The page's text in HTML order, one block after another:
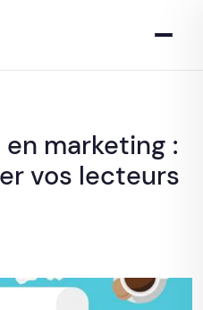
marketing :
vos lecteurs